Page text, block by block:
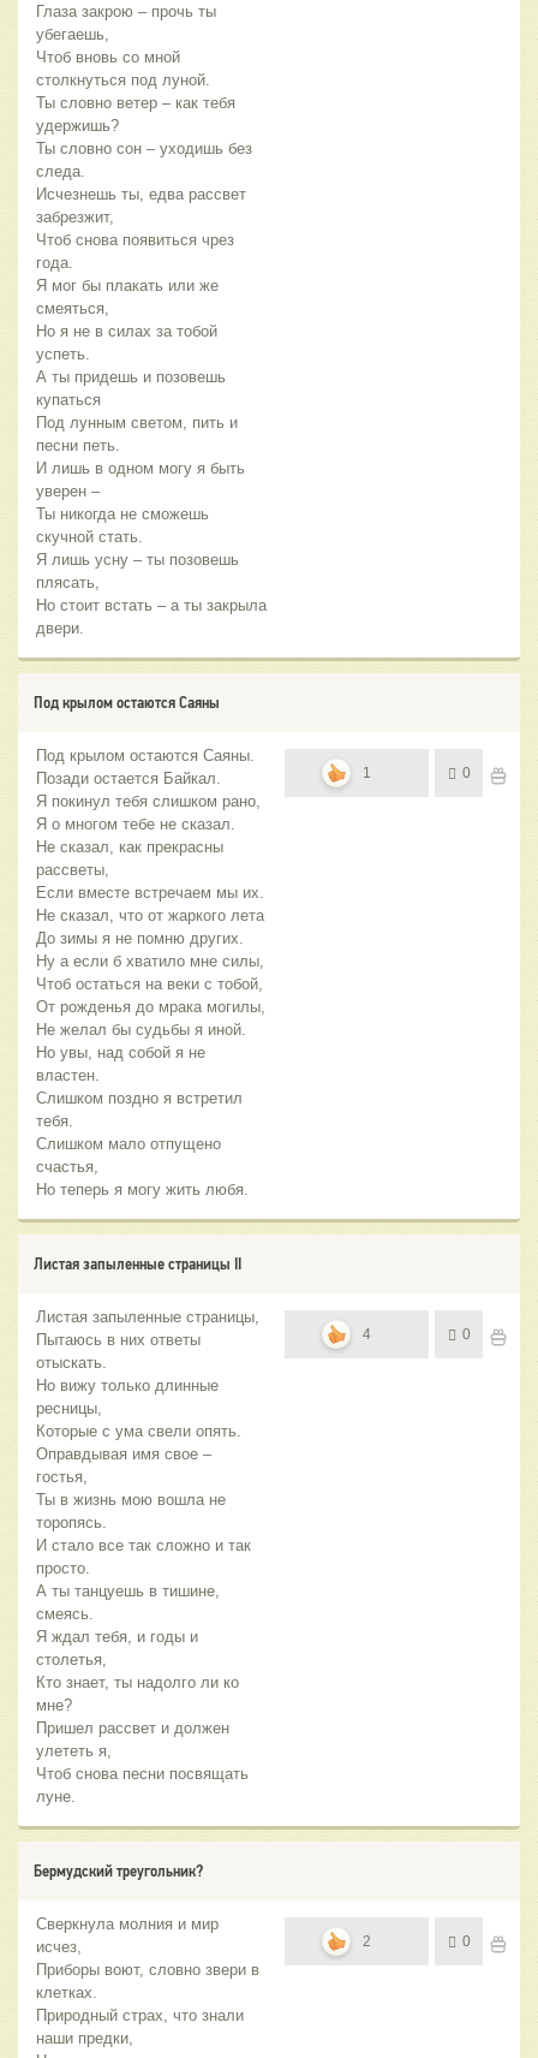
Глаза закрою – прочь ты
убегаешь,
Чтоб вновь со мной
столкнуться под луной.
Ты словно ветер – как тебя
удержишь?
Ты словно сон – уходишь без
следа.
Исчезнешь ты, едва рассвет
забрезжит,
Чтоб снова появиться чрез
года.
Я мог бы плакать или же
смеяться,
Но я не в силах за тобой
успеть.
А ты придешь и позовешь
купаться
Под лунным светом, пить и
песни петь.
И лишь в одном могу я быть
уверен –
Ты никогда не сможешь
скучной стать.
Я лишь усну – ты позовешь
плясать,
Но стоит встать – а ты закрыла
двери.
Под крылом остаются Саяны
Под крылом остаются Саяны.
Позади остается Байкал.
Я покинул тебя слишком рано,
Я о многом тебе не сказал.
Не сказал, как прекрасны
рассветы,
Если вместе встречаем мы их.
Не сказал, что от жаркого лета
До зимы я не помню других.
Ну а если б хватило мне силы,
Чтоб остаться на веки с тобой,
От рожденья до мрака могилы,
Не желал бы судьбы я иной.
Но увы, над собой я не
властен.
Слишком поздно я встретил
тебя.
Слишком мало отпущено
счастья,
Но теперь я могу жить любя.
1 0
Листая запыленные страницы II
Листая запыленные страницы,
Пытаюсь в них ответы
отыскать.
Но вижу только длинные
ресницы,
Которые с ума свели опять.
Оправдывая имя свое –
гостья,
Ты в жизнь мою вошла не
торопясь.
И стало все так сложно и так
просто.
А ты танцуешь в тишине,
смеясь.
Я ждал тебя, и годы и
столетья,
Кто знает, ты надолго ли ко
мне?
Пришел рассвет и должен
улететь я,
Чтоб снова песни посвящать
луне.
4 0
Бермудский треугольник?
Сверкнула молния и мир
исчез,
Приборы воют, словно звери в
клетках.
Природный страх, что знали
наши предки,
2 0